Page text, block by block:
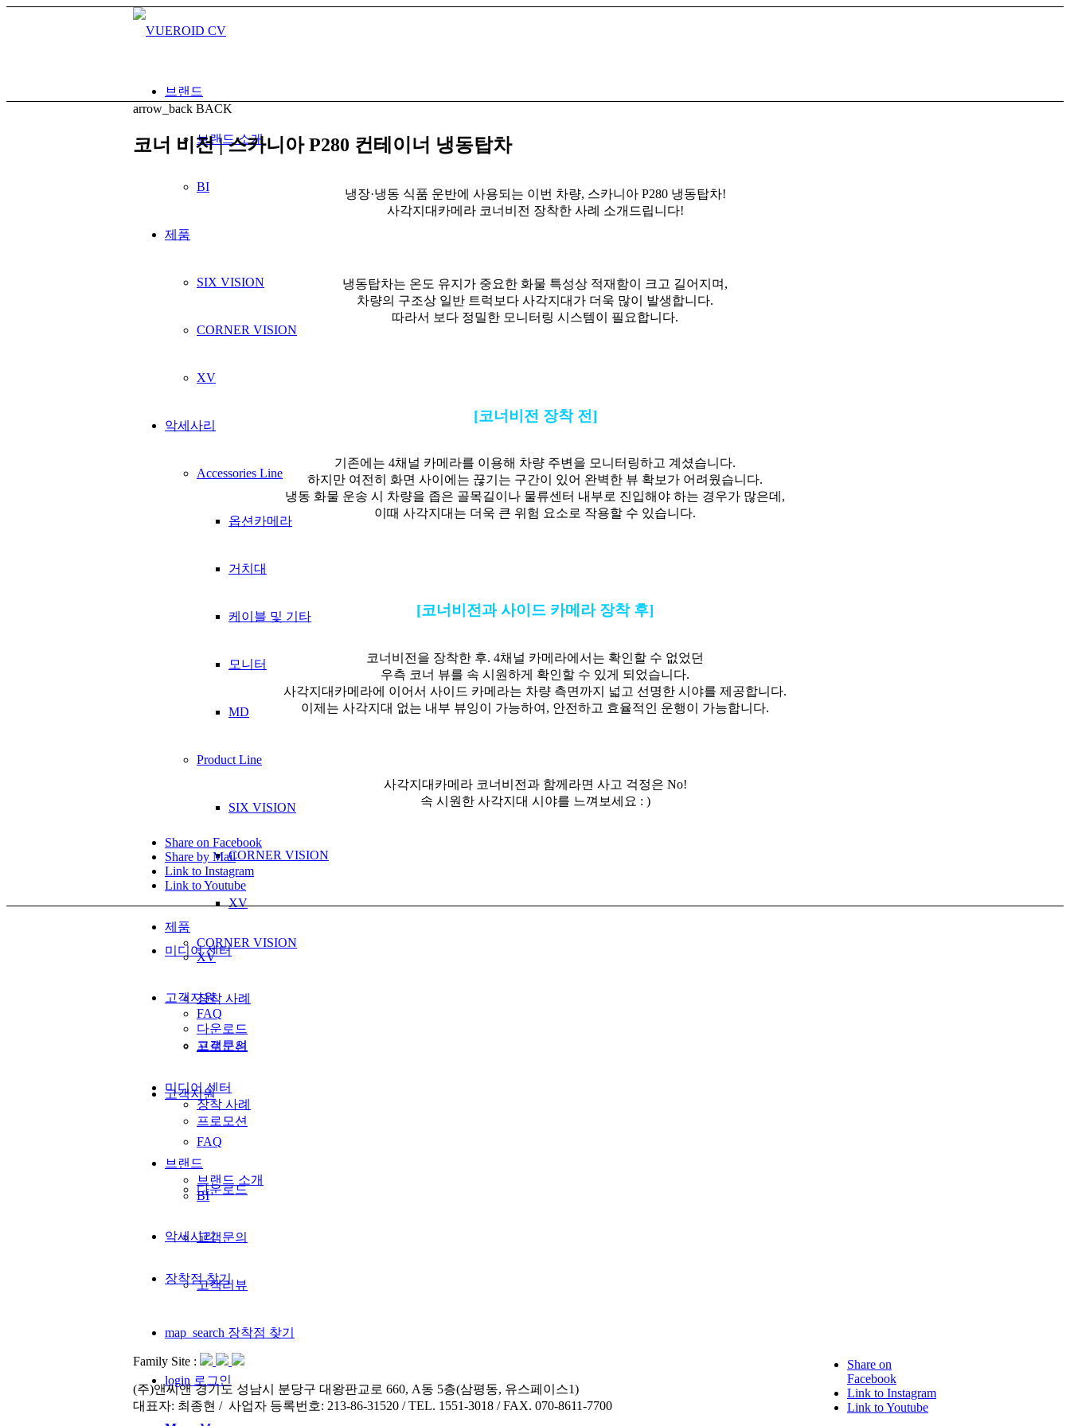
브랜드
브랜드 소개
BI
제품
SIX VISION
CORNER VISION
XV
악세사리
Accessories Line
옵션카메라
거치대
케이블 및 기타
모니터
MD
Product Line
SIX VISION
CORNER VISION
XV
미디어 센터
장착 사례
프로모션
고객지원
FAQ
다운로드
고객문의
고객리뷰
map_search 장착점 찾기
login 로그인
arrow_back BACK
코너 비전 | 스카니아 P280 컨테이너 냉동탑차
냉장·냉동 식품 운반에 사용되는 이번 차량, 스카니아 P280 냉동탑차!
사각지대카메라 코너비전 장착한 사례 소개드립니다!
냉동탑차는 온도 유지가 중요한 화물 특성상 적재함이 크고 길어지며,
차량의 구조상 일반 트럭보다 사각지대가 더욱 많이 발생합니다.
따라서 보다 정밀한 모니터링 시스템이 필요합니다.
[코너비전 장착 전]
기존에는 4채널 카메라를 이용해 차량 주변을 모니터링하고 계셨습니다.
하지만 여전히 화면 사이에는 끊기는 구간이 있어 완벽한 뷰 확보가 어려웠습니다.
냉동 화물 운송 시 차량을 좁은 골목길이나 물류센터 내부로 진입해야 하는 경우가 많은데,
이때 사각지대는 더욱 큰 위험 요소로 작용할 수 있습니다.
[코너비전과 사이드 카메라 장착 후]
코너비전을 장착한 후. 4채널 카메라에서는 확인할 수 없었던
우측 코너 뷰를 속 시원하게 확인할 수 있게 되었습니다.
사각지대카메라에 이어서 사이드 카메라는 차량 측면까지 넓고 선명한 시야를 제공합니다.
이제는 사각지대 없는 내부 뷰잉이 가능하여, 안전하고 효율적인 운행이 가능합니다.
사각지대카메라 코너비전과 함께라면 사고 걱정은 No!
속 시원한 사각지대 시야를 느껴보세요 : )
Share on Facebook
Share by Mail
Link to Instagram
Link to Youtube
제품
CORNER VISION
XV
고객지원
FAQ
다운로드
고객문의
미디어 센터
장착 사례
프로모션
브랜드
브랜드 소개
BI
악세사리
장착점 찾기
Family Site :
(주)앤씨앤 경기도 성남시 분당구 대왕판교로 660, A동 5층(삼평동, 유스페이스1)
대표자: 최종현 / 사업자 등록번호: 213-86-31520 / TEL. 1551-3018 / FAX. 070-8611-7700
Share on
Facebook
Link to Instagram
Link to Youtube